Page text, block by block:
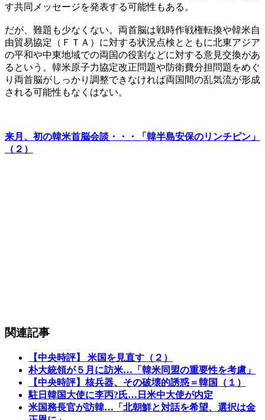
す共同メッセージを発表する可能性もある。
だが、難題も少なくない。両首脳は戦時作戦権転換や韓米自
由貿易協定（ＦＴＡ）に対する状況点検とともに北東アジア
の平和や中東地域での両国の役割などに対する意見交換があ
るという。韓米原子力協定改正問題や防衛費分担問題をめぐ
り両首脳がしっかり調整できなければ両国間の乱気流が形成
される可能性もなくはない。
来月、初の韓米首脳会談・・・「韓半島安保のリンチピン」
（２）
関連記事
【中央時評】 米国を見直す（２）
朴大統領が５月に訪米…「韓米同盟の重要性を考慮」
【中央時評】核兵器、その破壊的誘惑＝韓国（１）
駐日韓国大使に李丙?氏…日米中大使が内定
米国務長官が訪韓…「北朝鮮と対話を希望、選択は金